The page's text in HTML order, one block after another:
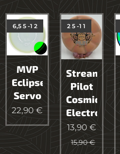
MVP
Eclipse
Servo
6,5 5 -1 2
22,90€
Streamline
Pilot
Cosmic
Electron
2 5 -1 1
13,90 €
15,90€